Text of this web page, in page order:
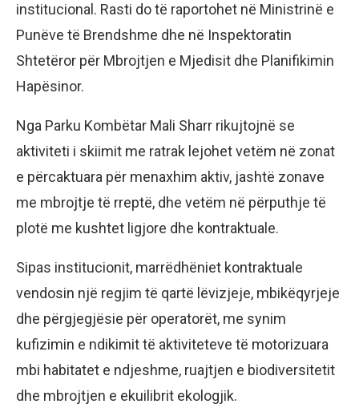
institucional. Rasti do të raportohet në Ministrinë e
Punëve të Brendshme dhe në Inspektoratin
Shtetëror për Mbrojtjen e Mjedisit dhe Planifikimin
Hapësinor.
Nga Parku Kombëtar Mali Sharr rikujtojnë se
aktiviteti i skiimit me ratrak lejohet vetëm në zonat
e përcaktuara për menaxhim aktiv, jashtë zonave
me mbrojtje të rreptë, dhe vetëm në përputhje të
plotë me kushtet ligjore dhe kontraktuale.
Sipas institucionit, marrëdhëniet kontraktuale
vendosin një regjim të qartë lëvizjeje, mbikëqyrjeje
dhe përgjegjësie për operatorët, me synim
kufizimin e ndikimit të aktiviteteve të motorizuara
mbi habitatet e ndjeshme, ruajtjen e biodiversitetit
dhe mbrojtjen e ekuilibrit ekologjik.